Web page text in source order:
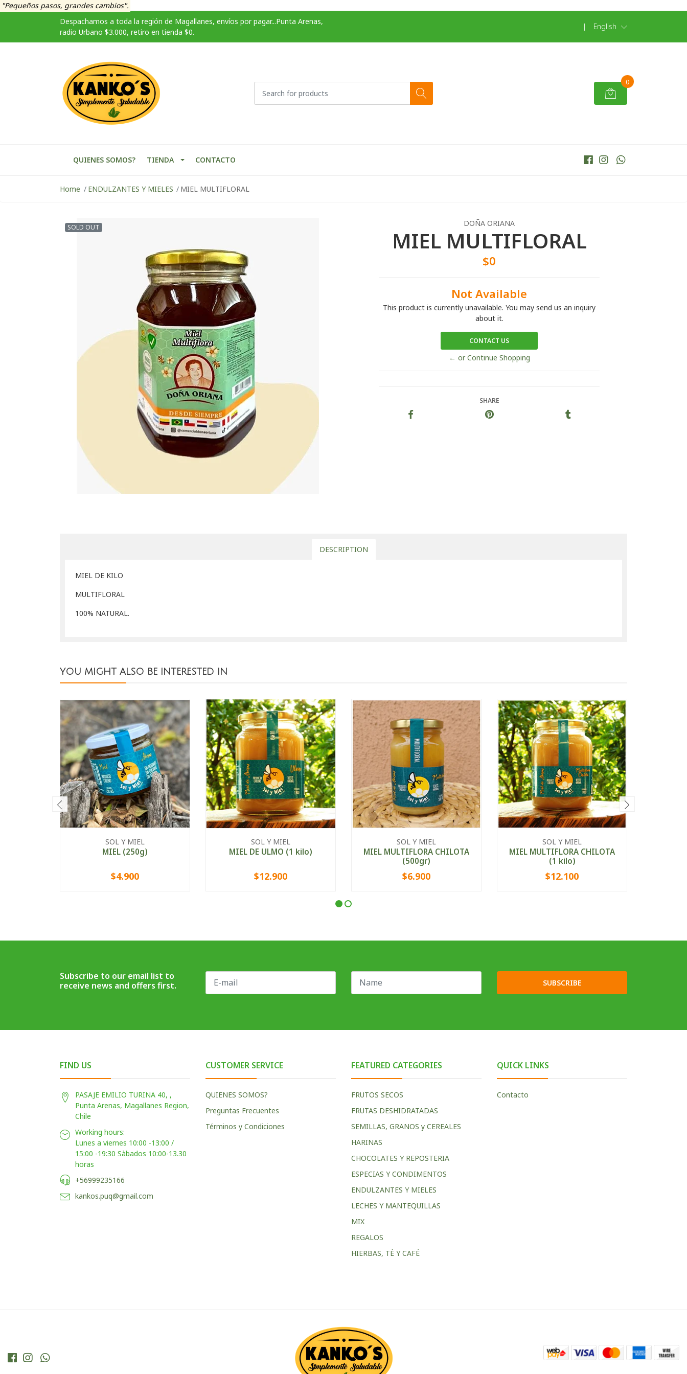
"Pequeños pasos, grandes cambios".
Despachamos a toda la región de Magallanes, envíos por pagar...Punta Arenas,
radio Urbano $3.000, retiro en tienda $0.
| English
0
QUIENES SOMOS? TIENDA CONTACTO
Home ENDULZANTES Y MIELES MIEL MULTIFLORAL
SOLD OUT DOÑA ORIANA
MIEL MULTIFLORAL
$0
Not Available
This product is currently unavailable. You may send us an inquiry
about it.
CONTACT US
← or Continue Shopping
SHARE
DESCRIPTION
MIEL DE KILO
MULTIFLORAL
100% NATURAL.
YOU MIGHT ALSO BE INTERESTED IN
SOL Y MIEL
MIEL (250g)
+
$4.900
SOL Y MIEL
MIEL DE ULMO (1 kilo)
+
$12.900
SOL Y MIEL
MIEL MULTIFLORA CHILOTA
(500gr)
+
$6.900
SOL Y MIEL
MIEL MULTIFLORA CHILOTA
(1 kilo)
+
$12.100
Subscribe to our email list to
receive news and offers first.
SUBSCRIBE
FIND US
PASAJE EMILIO TURINA 40, ,
Punta Arenas, Magallanes Region,
Chile
Working hours:
Lunes a viernes 10:00 -13:00 /
15:00 -19:30 Sàbados 10:00-13.30
horas
+56999235166
kankos.puq@gmail.com
CUSTOMER SERVICE
QUIENES SOMOS?
Preguntas Frecuentes
Términos y Condiciones
FEATURED CATEGORIES
FRUTOS SECOS
FRUTAS DESHIDRATADAS
SEMILLAS, GRANOS y CEREALES
HARINAS
CHOCOLATES Y REPOSTERIA
ESPECIAS Y CONDIMENTOS
ENDULZANTES Y MIELES
LECHES Y MANTEQUILLAS
MIX
REGALOS
HIERBAS, TÈ Y CAFÉ
QUICK LINKS
Contacto